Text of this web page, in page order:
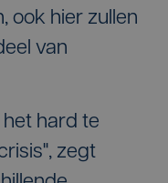
ook hier zullen
van
hard te
zegt